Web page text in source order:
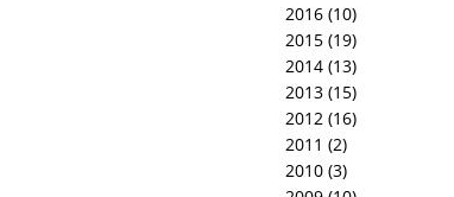
2016(10)
2015(19)
2014(13)
2013(15)
2012 (16)
2011 (2)
2010(3)